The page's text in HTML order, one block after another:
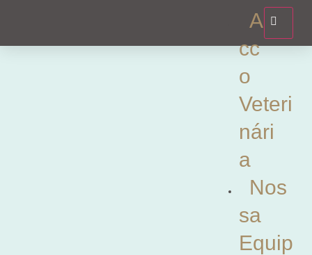
A
cc
o
Veteri
nári
a
Nos
sa
Equip